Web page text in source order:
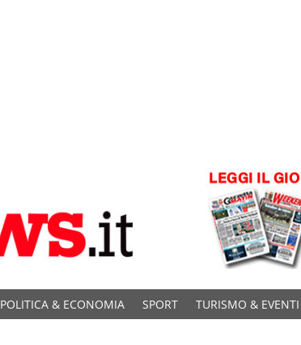
POLITICA & ECONOMIA SPORT TURISMO & EVENTI